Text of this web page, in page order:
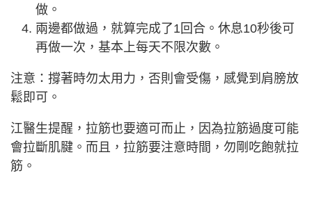
做。
兩邊都做過，就算完成了1回合。休息10秒後可
再做一次，基本上每天不限次數。
注意：撐著時勿太用力，否則會受傷，感覺到肩膀放
鬆即可。
江醫生提醒，拉筋也要適可而止，因為拉筋過度可能
會拉斷肌腱。而且，拉筋要注意時間，勿剛吃飽就拉
筋。